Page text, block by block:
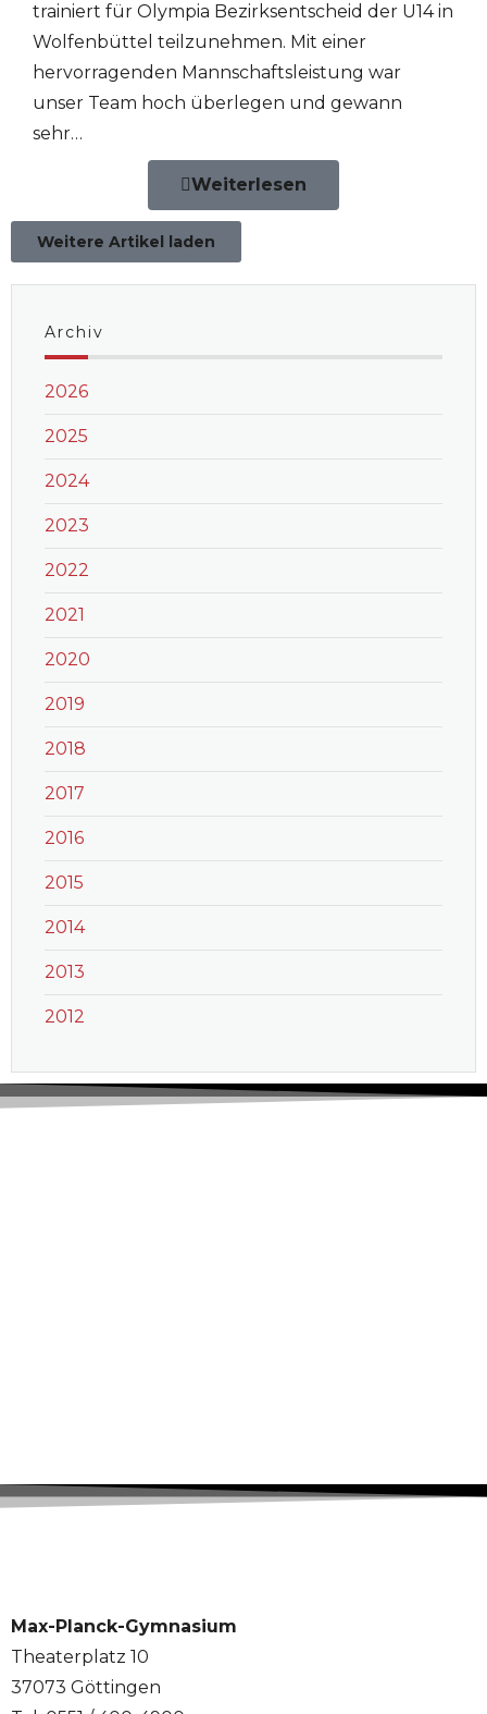
trainiert für Olympia Bezirksentscheid der U14 in
Wolfenbüttel teilzunehmen. Mit einer
hervorragenden Mannschaftsleistung war
unser Team hoch überlegen und gewann
sehr…
Weiterlesen
Weitere Artikel laden
Archiv
2026
2025
2024
2023
2022
2021
2020
2019
2018
2017
2016
2015
2014
2013
2012
Max-Planck-Gymnasium
Theaterplatz 10
37073 Göttingen